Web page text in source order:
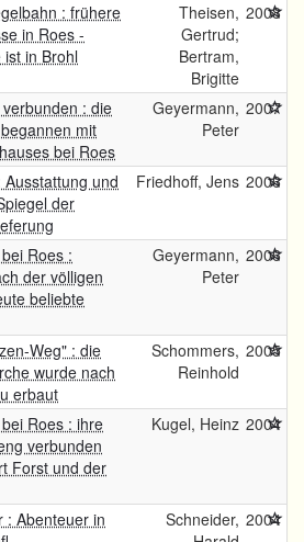
: frühere
in Roes -
ist in Brohl
Theisen,
Gertrud;
Bertram,
Brigitte
2008
: die
mit
bei Roes
Geyermann,
Peter
2007
und
der
Friedhoff, Jens 2006
Roes :
der völligen
beliebte
Geyermann,
Peter
2006
Weg" : die
wurde nach
erbaut
Schommers,
Reinhold
2005
Roes : ihre
verbunden
Forst und der
Kugel, Heinz 2004
: Abenteuer in
Schneider, 2004